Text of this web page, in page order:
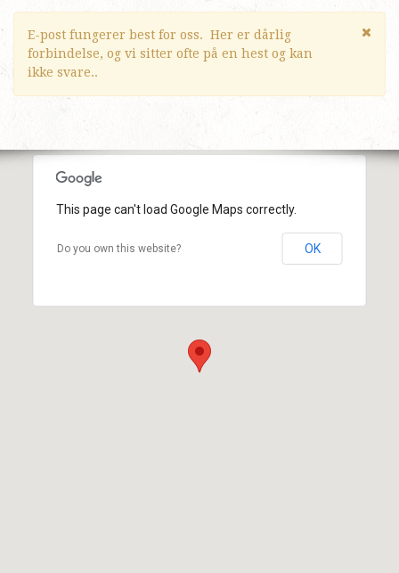
E-post fungerer best for oss. Her er dårlig
forbindelse, og vi sitter ofte på en hest og kan
ikke svare..
This page can't load Google Maps correctly.
Do you own this website? OK